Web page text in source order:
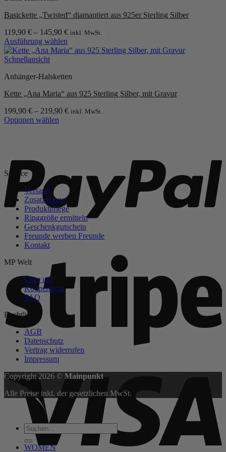
auf.
Optionen
können
auf
der
gewählt
werden
Basickette „Twisted“ diamantiert aus 925er Sterling Silber
119,90 € – 145,90 € inkl. MwSt.
Ausführung wählen
Dieses
Produkt
mehrere
auf.
Optionen
können
gewählt
werden
Schnellansicht
Anhänger-Halsketten
Kette „Ana Maria“ aus 925 Sterling Silber, mit Gravur
199,90 € – 219,90 € inkl. MwSt.
Optionen wählen
Varianten
auf.
Die
Optionen
können
auf
Produktseite
gewählt
werden
Service
Versand
Zusatzgravur
Produktpflege
Ringgröße ermitteln
Geschenkgutschein
Freunde werben Freunde
Kontakt
MP Welt
Über uns
Kooperation
FAQ
Rechtliches
AGB
Datenschutz
Vertrag widerrufen
Impressum
Copyright 2026 © Mainpunkt
Alle Preise inkl. der gesetzlichen MwSt.
Suchen
nach:
WOMEN